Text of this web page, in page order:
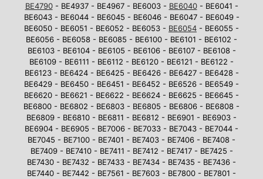
BE4790- BE4937 - BE4967 - BE6003 - BE6040- BE6041 -
BE6043 - BE6044 - BE6045 - BE6046 - BE6047 - BE6049 -
BE6050 - BE6051 - BE6052 - BE6053 - BE6054 - BE6055 -
BE6056 - BE6058 - BE6085 - BE6100 - BE6101 - BE6102 -
BE6103 - BE6104 - BE6105 - BE6106 - BE6107 - BE6108 -
BE6109 - BE6111 - BE6112 - BE6120 - BE6121 - BE6122 -
BE6123 - BE6424 - BE6425 - BE6426 - BE6427 - BE6428 -
BE6429 - BE6450 - BE6451 - BE6452 - BE6526 - BE6549 -
BE6620 - BE6621 - BE6622 - BE6624 - BE6625 - BE6645 -
BE6800 - BE6802 - BE6803 - BE6805 - BE6806 - BE6808 -
BE6809 - BE6810 - BE6811 - BE6812 - BE6901 - BE6903 -
BE6904 - BE6905 - BE7006 - BE7033 - BE7043 - BE7044 -
BE7045 - BE7100 - BE7401 - BE7403 - BE7406 - BE7408 -
BE7409 - BE7410 - BE7411 - BE7412 - BE7417 - BE7425 -
BE7430 - BE7432 - BE7433 - BE7434 - BE7435 - BE7436 -
BE7440 - BE7442 - BE7561 - BE7603 - BE7800 - BE7801 -